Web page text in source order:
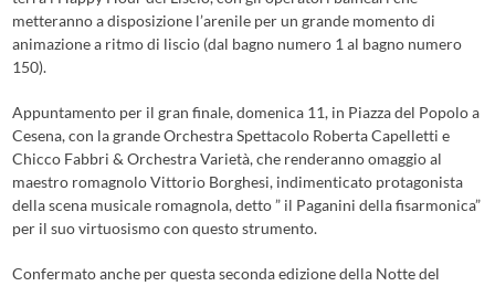
metteranno a disposizione l’arenile per un grande momento di
animazione a ritmo di liscio (dal bagno numero 1 al bagno numero
150).
Appuntamento per il gran finale, domenica 11, in Piazza del Popolo a
Cesena, con la grande Orchestra Spettacolo Roberta Capelletti e
Chicco Fabbri & Orchestra Varietà, che renderanno omaggio al
maestro romagnolo Vittorio Borghesi, indimenticato protagonista
della scena musicale romagnola, detto ” il Paganini della fisarmonica”
per il suo virtuosismo con questo strumento.
Confermato anche per questa seconda edizione della Notte del